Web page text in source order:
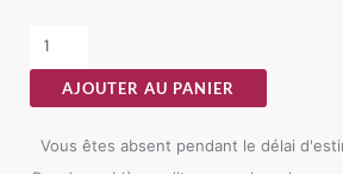
Étoffe
Ixia
AJOUTER AU PANIER
Vous êtes absent pendant le délai